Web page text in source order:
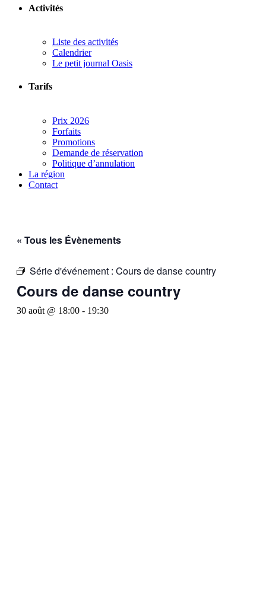
Activités
Liste des activités
Calendrier
Le petit journal Oasis
Tarifs
Prix 2026
Forfaits
Promotions
Demande de réservation
Politique d’annulation
La région
Contact
« Tous les Évènements
Série d'événement : Cours de danse country
Cours de danse country
30 août @ 18:00 - 19:30